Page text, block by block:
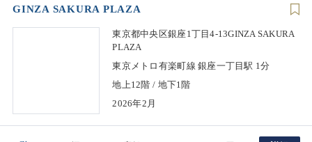
GINZA SAKURA PLAZA
東京都中央区銀座1丁目4-13GINZA SAKURA
PLAZA
東京メトロ有楽町線 銀座一丁目駅 1分
地上12階 / 地下1階
2026年2月